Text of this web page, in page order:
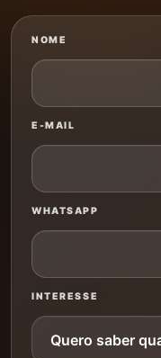
NOME
E-MAIL
WHATSAPP
INTERESSE